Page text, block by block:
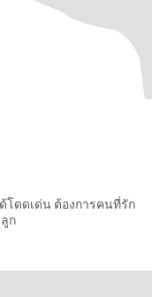
โดดเด่น ต้องการคนที่รัก
ก